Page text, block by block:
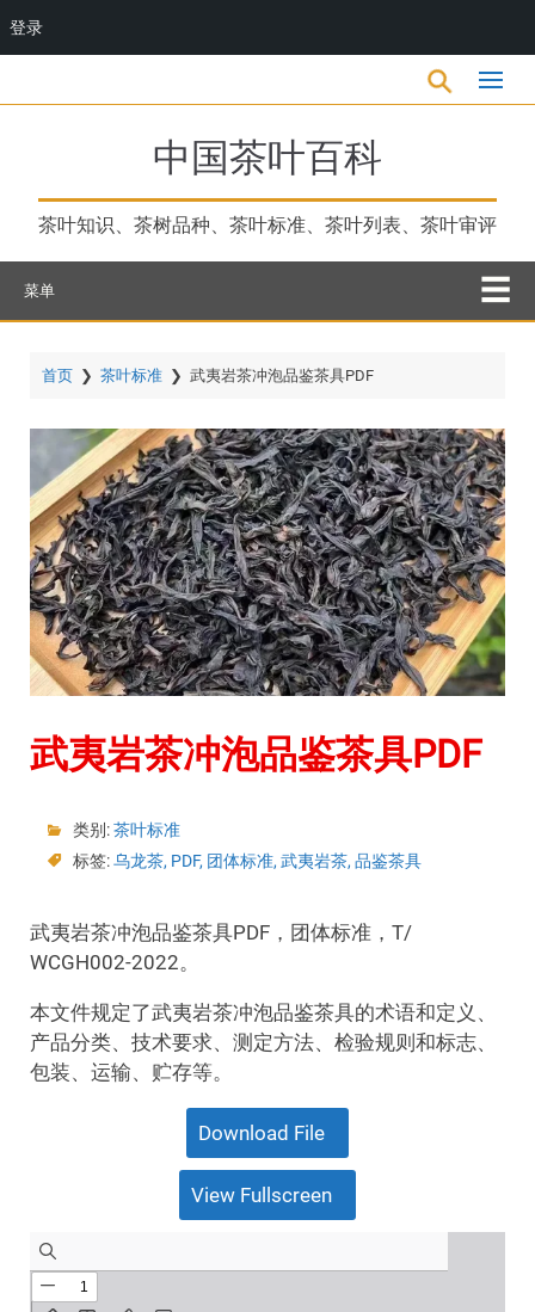
到
中国茶叶百科
茶叶知识、茶树品种、茶叶标准、茶叶列表、茶叶审评
菜单
首页 ❯ 茶叶标准 ❯ 武夷岩茶冲泡品鉴茶具PDF
武夷岩茶冲泡品鉴茶具PDF
类别:茶叶标准
标签:乌龙茶, PDF, 团体标准, 武夷岩茶, 品鉴茶具
武夷岩茶冲泡品鉴茶具PDF，团体标准，T/
WCGH002-2022。
本文件规定了武夷岩茶冲泡品鉴茶具的术语和定义、
产品分类、技术要求、测定方法、检验规则和标志、
包装、运输、贮存等。
Download File
View Fullscreen
登录